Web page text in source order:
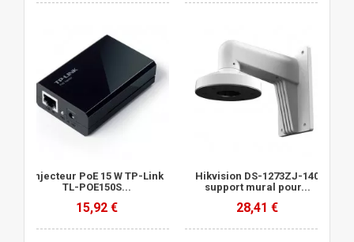
Injecteur PoE 15 W TP-Link
TL-POE150S...
15,92 €
Hikvision DS-1273ZJ-140
support mural pour...
28,41 €